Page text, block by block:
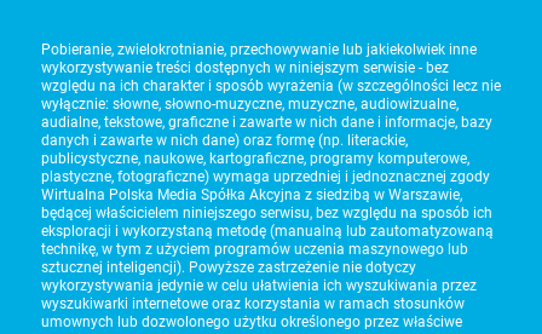
Pobieranie, zwielokrotnianie, przechowywanie lub jakiekolwiek inne
wykorzystywanie treści dostępnych w niniejszym serwisie - bez
względu na ich charakter i sposób wyrażenia (w szczególności lecz nie
wyłącznie: słowne, słowno-muzyczne, muzyczne, audiowizualne,
audialne, tekstowe, graficzne i zawarte w nich dane i informacje, bazy
danych i zawarte w nich dane) oraz formę (np. literackie,
publicystyczne, naukowe, kartograficzne, programy komputerowe,
plastyczne, fotograficzne) wymaga uprzedniej i jednoznacznej zgody
Wirtualna Polska Media Spółka Akcyjna z siedzibą w Warszawie,
będącej właścicielem niniejszego serwisu, bez względu na sposób ich
eksploracji i wykorzystaną metodę (manualną lub zautomatyzowaną
technikę, w tym z użyciem programów uczenia maszynowego lub
sztucznej inteligencji). Powyższe zastrzeżenie nie dotyczy
wykorzystywania jedynie w celu ułatwienia ich wyszukiwania przez
wyszukiwarki internetowe oraz korzystania w ramach stosunków
umownych lub dozwolonego użytku określonego przez właściwe